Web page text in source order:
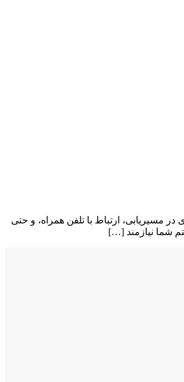
مسیریابی، ارتباط با تلفن همراه، و حتی
شما نیازمند […]